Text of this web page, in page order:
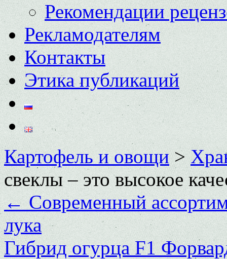
Рекомендации
Рекламодателям
Контакты
Этика публикаций
Картофель и овощи>
свеклы – это высокое
←Современный
лука
Гибрид огурца F1